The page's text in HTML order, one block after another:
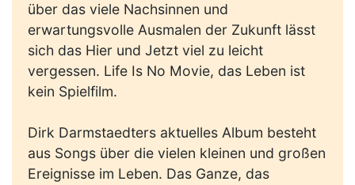
über das viele Nachsinnen und
erwartungsvolle Ausmalen der Zukunft lässt
sich das Hier und Jetzt viel zu leicht
vergessen. Life Is No Movie, das Leben ist
kein Spielfilm.
Dirk Darmstaedters aktuelles Album besteht
aus Songs über die vielen kleinen und großen
Ereignisse im Leben. Das Ganze, das